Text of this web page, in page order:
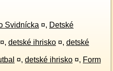
Svidnícka ¤, Detské
¤, detské ihrisko ¤, detské
¤, detské ihrisko ¤, Form